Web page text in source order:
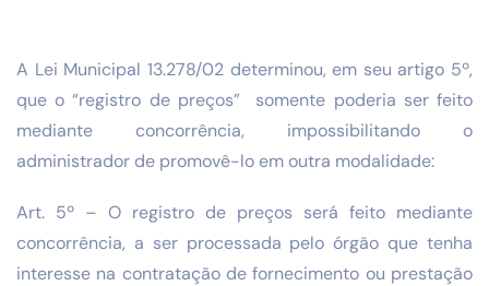
A Lei Municipal 13.278/02 determinou, em seu artigo 5º,
que o “registro de preços” somente poderia ser feito
mediante concorrência, impossibilitando o
administrador de promovê-lo em outra modalidade:
Art. 5º – O registro de preços será feito mediante
concorrência, a ser processada pelo órgão que tenha
interesse na contratação de fornecimento ou prestação